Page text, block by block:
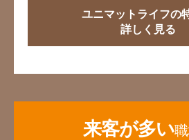
ユニマットライフの
詳しく見る
来客が多い